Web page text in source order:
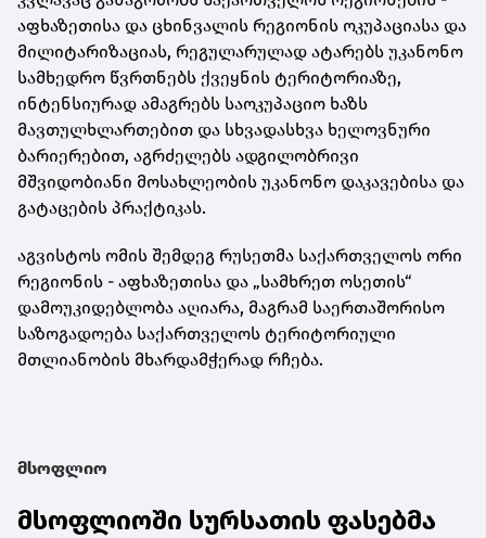
აფხაზეთისა და ცხინვალის რეგიონის ოკუპაციასა და
მილიტარიზაციას, რეგულარულად ატარებს უკანონო
სამხედრო წვრთნებს ქვეყნის ტერიტორიაზე,
ინტენსიურად ამაგრებს საოკუპაციო ხაზს
მავთულხლართებით და სხვადასხვა ხელოვნური
ბარიერებით, აგრძელებს ადგილობრივი
მშვიდობიანი მოსახლეობის უკანონო დაკავებისა და
გატაცების პრაქტიკას.
აგვისტოს ომის შემდეგ რუსეთმა საქართველოს ორი
რეგიონის - აფხაზეთისა და „სამხრეთ ოსეთის“
დამოუკიდებლობა აღიარა, მაგრამ საერთაშორისო
საზოგადოება საქართველოს ტერიტორიული
მთლიანობის მხარდამჭერად რჩება.
მსოფლიო
მსოფლიოში სურსათის ფასებმა